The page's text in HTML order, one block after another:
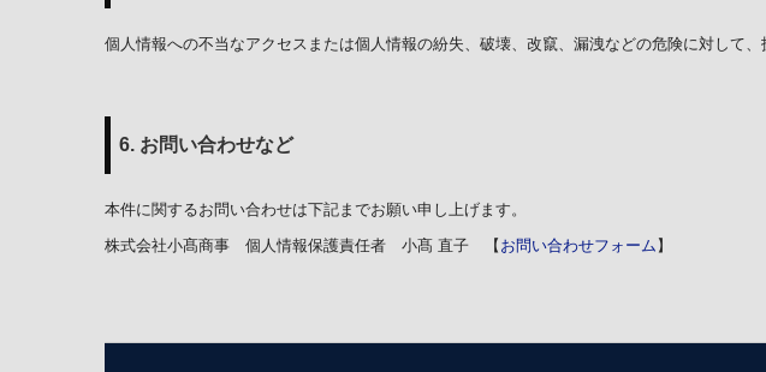
個人情報への不当なアクセスまたは個人情報の紛失、破壊、改竄、漏洩などの危険に対して
6. お問い合わせなど
本件に関するお問い合わせは下記までお願い申し上げます。
株式会社小髙商事 個人情報保護責任者 小髙 直子 【 お問い合わせフォーム 】